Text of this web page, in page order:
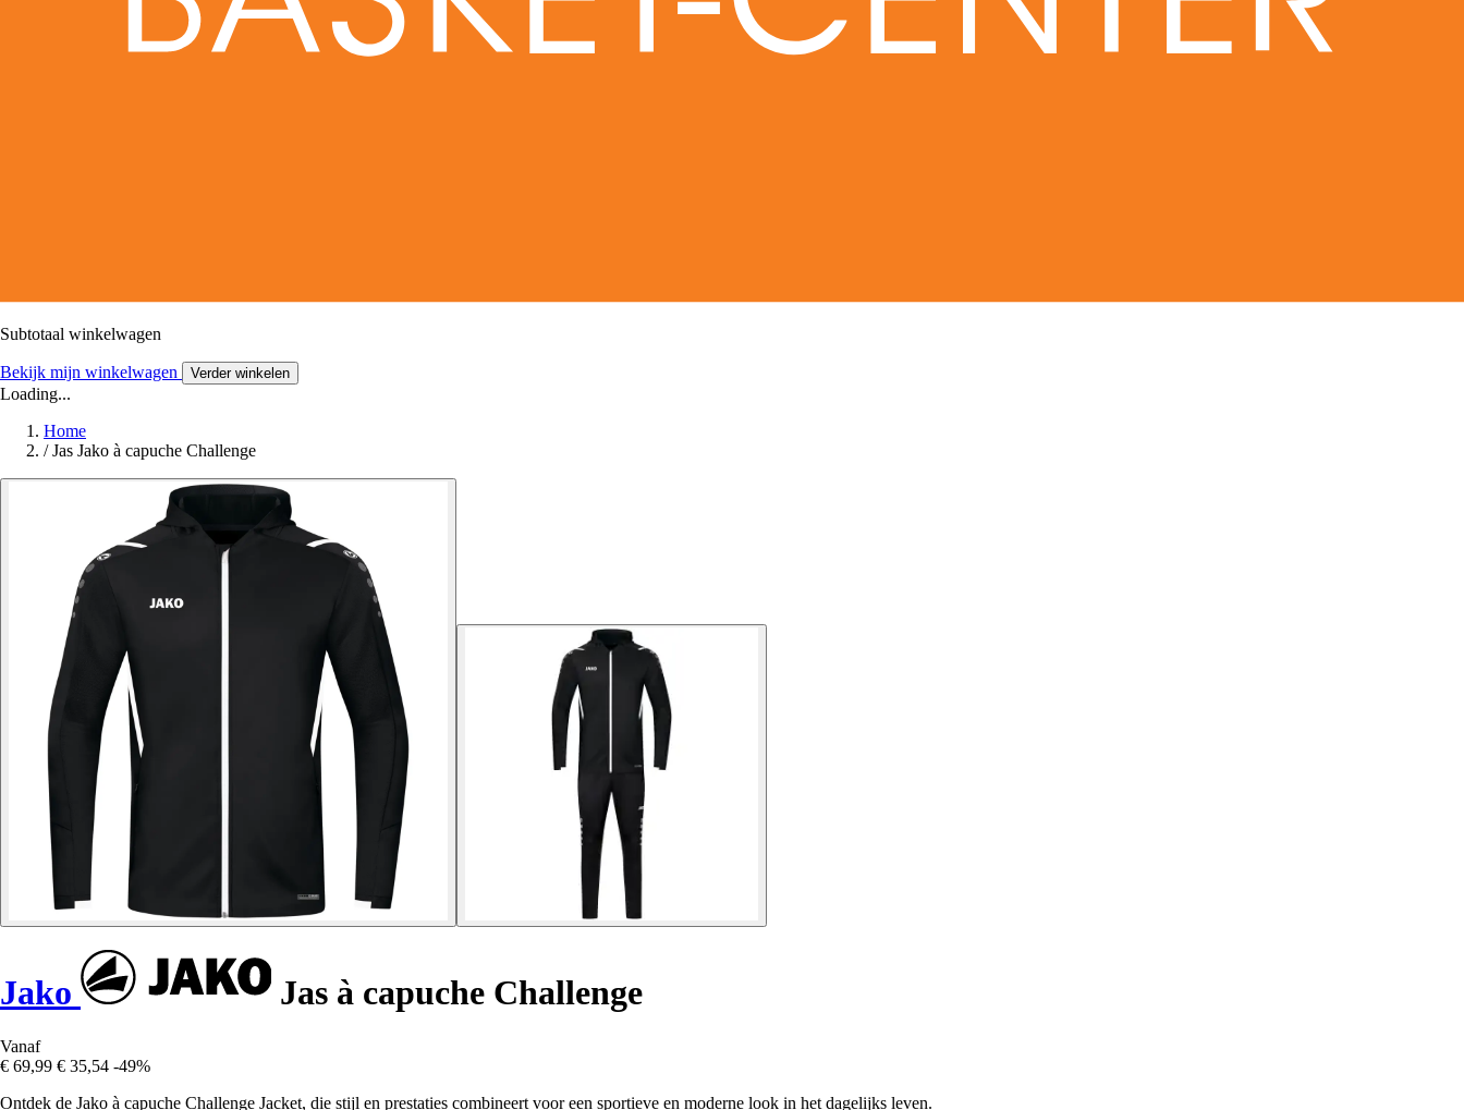
Subtotaal winkelwagen
Bekijk mijn winkelwagen Verder winkelen
Loading...
Home
/ Jas Jako à capuche Challenge
Jako Jas à capuche Challenge
Vanaf
€ 69,99 € 35,54 -49%
Ontdek de Jako à capuche Challenge Jacket, die stijl en prestaties combineert voor een sportieve en moderne look in het dagelijks leven.